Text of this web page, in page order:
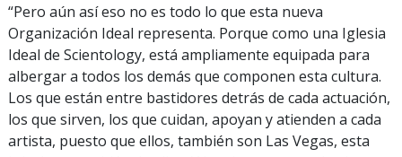
“Pero aún así eso no es todo lo que esta nueva
Organización Ideal representa. Porque como una Iglesia
Ideal de Scientology, está ampliamente equipada para
albergar a todos los demás que componen esta cultura.
Los que están entre bastidores detrás de cada actuación,
los que sirven, los que cuidan, apoyan y atienden a cada
artista, puesto que ellos, también son Las Vegas, esta